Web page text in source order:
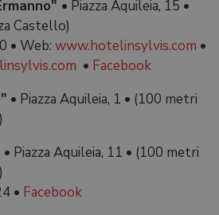
• Piazza Aquileia, 15 •
Castello)
• Web: www.hotelinsylvis.com •
• Facebook
• Piazza Aquileia, 1 • (100 metri
• Piazza Aquileia, 11 • (100 metri
• Facebook